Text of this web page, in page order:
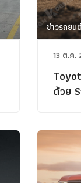
ข่าวรถยน
13 ต.ค.
ด้วย